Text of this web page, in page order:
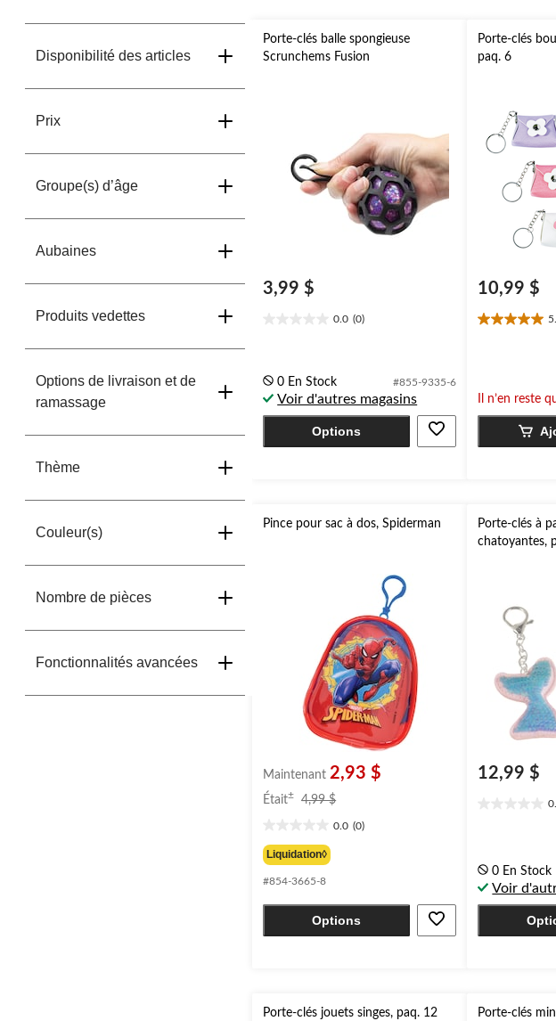
Disponibilité des articles
Prix
Groupe(s) d’âge
Aubaines
Produits vedettes
Options de livraison et de
ramassage
Thème
Couleur(s)
Nombre de pièces
Fonctionnalités avancées
Porte-clés balle spongieuse
Scrunchems Fusion
3,99 $
0.0 (0)
5. 0 En Stock #855-9335-6
Voir d'autres magasins
Options
Porte-clés
paq. 6
10,99 $
5.0
2Il n’en reste
Pince pour sac à dos, Spiderman
Maintenant 2,93 $
Était± 4,99 $
4,99 $
0.0 (0)
étoile(s)
sur
5.
Liquidation◊
#854-3665-8
Options
Porte-clés à
chatoyantes,
12,99 $
5.
0 En Stock
Voir
Porte-clés jouets singes, paq. 12 Porte-clés